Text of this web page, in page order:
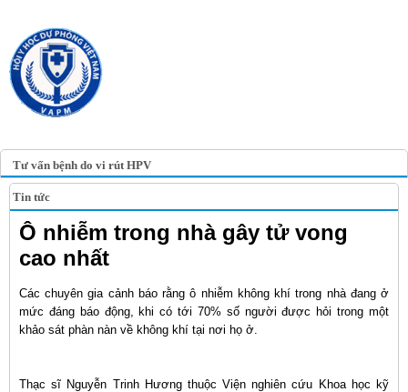
Tư vấn bệnh do vi rút HPV
Tin tức
Ô nhiễm trong nhà gây tử vong
cao nhất
Các chuyên gia cảnh báo rằng ô nhiễm không khí trong nhà đang ở
mức đáng báo động, khi có tới 70% số người được hỏi trong một
khảo sát phàn nàn về không khí tại nơi họ ở.
Thạc sĩ Nguyễn Trinh Hương thuộc Viện nghiên cứu Khoa học kỹ